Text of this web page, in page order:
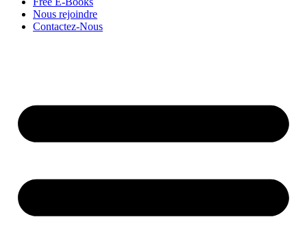
Nous rejoindre
Contactez-Nous